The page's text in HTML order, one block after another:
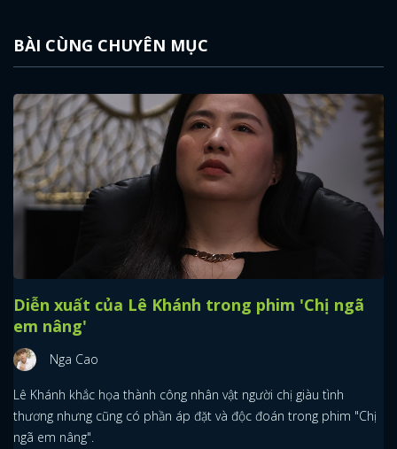
BÀI CÙNG CHUYÊN MỤC
Diễn xuất của Lê Khánh trong phim 'Chị ngã
em nâng'
Nga Cao
Lê Khánh khắc họa thành công nhân vật người chị giàu tình
thương nhưng cũng có phần áp đặt và độc đoán trong phim "Chị
ngã em nâng".